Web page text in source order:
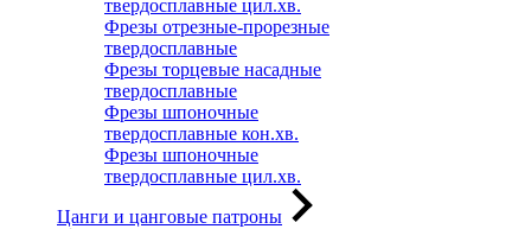
твердосплавные цил.хв.
Фрезы отрезные-прорезные
твердосплавные
Фрезы торцевые насадные
твердосплавные
Фрезы шпоночные
твердосплавные кон.хв.
Фрезы шпоночные
твердосплавные цил.хв.
Цанги и цанговые патроны